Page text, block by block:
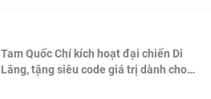
Tam Quốc Chí kích hoạt đại chiến Di
Lăng, tặng siêu code giá trị dành cho